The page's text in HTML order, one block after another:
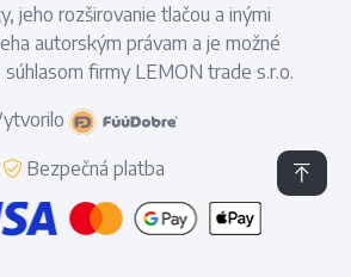
jeho rozširovanie tlačou a inými
autorským právam a je možné
firmy LEMON trade s.r.o.
Bezpečná platba